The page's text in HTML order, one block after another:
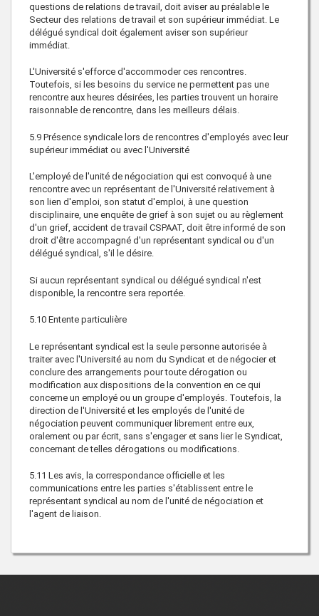
questions de relations de travail, doit aviser au préalable le
Secteur des relations de travail et son supérieur immédiat. Le
délégué syndical doit également aviser son supérieur
immédiat.
L'Université s'efforce d'accommoder ces rencontres.
Toutefois, si les besoins du service ne permettent pas une
rencontre aux heures désirées, les parties trouvent un horaire
raisonnable de rencontre, dans les meilleurs délais.
5.9 Présence syndicale lors de rencontres d'employés avec leur
supérieur immédiat ou avec l'Université
L'employé de l'unité de négociation qui est convoqué à une
rencontre avec un représentant de l'Université relativement à
son lien d'emploi, son statut d'emploi, à une question
disciplinaire, une enquête de grief à son sujet ou au règlement
d'un grief, accident de travail CSPAAT, doit être informé de son
droit d'être accompagné d'un représentant syndical ou d'un
délégué syndical, s'il le désire.
Si aucun représentant syndical ou délégué syndical n'est
disponible, la rencontre sera reportée.
5.10 Entente particulière
Le représentant syndical est la seule personne autorisée à
traiter avec l'Université au nom du Syndicat et de négocier et
conclure des arrangements pour toute dérogation ou
modification aux dispositions de la convention en ce qui
concerne un employé ou un groupe d'employés. Toutefois, la
direction de l'Université et les employés de l'unité de
négociation peuvent communiquer librement entre eux,
oralement ou par écrit, sans s'engager et sans lier le Syndicat,
concernant de telles dérogations ou modifications.
5.11 Les avis, la correspondance officielle et les
communications entre les parties s'établissent entre le
représentant syndical au nom de l'unité de négociation et
l'agent de liaison.